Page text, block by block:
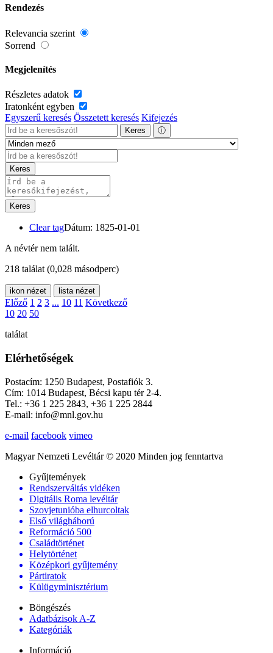
Rendezés
Relevancia szerint
Sorrend
Megjelenítés
Részletes adatok
Iratonként egyben
Egyszerű keresés Összetett keresés Kifejezés
Keres ⓘ
Keres
Keres
Clear tagDátum: 1825-01-01
A névtér nem talált.
218 találat (0,028 másodperc)
ikon nézet lista nézet
Előző 1 2 3 ... 10 11 Következő
10 20 50
találat
Elérhetőségek
Postacím: 1250 Budapest, Postafiók 3.
Cím: 1014 Budapest, Bécsi kapu tér 2-4.
Tel.: +36 1 225 2843, +36 1 225 2844
E-mail: info@mnl.gov.hu
e-mail facebook vimeo
Magyar Nemzeti Levéltár © 2020 Minden jog fenntartva
Gyűjtemények
Rendszerváltás vidéken
Digitális Roma levéltár
Szovjetunióba elhurcoltak
Első világháború
Reformáció 500
Családtörténet
Helytörténet
Középkori gyűjtemény
Pártiratok
Külügyminisztérium
Böngészés
Adatbázisok A-Z
Kategóriák
Információ